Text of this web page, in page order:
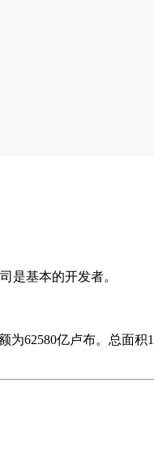
是基本的开发者。
62580亿卢布。总面